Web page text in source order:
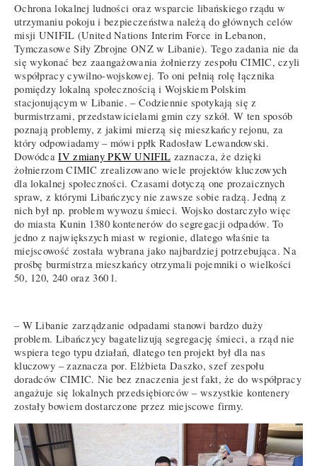
Ochrona lokalnej ludności oraz wsparcie libańskiego rządu w
utrzymaniu pokoju i bezpieczeństwa należą do głównych celów
misji UNIFIL (United Nations Interim Force in Lebanon,
Tymczasowe Siły Zbrojne ONZ w Libanie). Tego zadania nie da
się wykonać bez zaangażowania żołnierzy zespołu CIMIC, czyli
współpracy cywilno-wojskowej. To oni pełnią rolę łącznika
pomiędzy lokalną społecznością i Wojskiem Polskim
stacjonującym w Libanie. – Codziennie spotykają się z
burmistrzami, przedstawicielami gmin czy szkół. W ten sposób
poznają problemy, z jakimi mierzą się mieszkańcy rejonu, za
który odpowiadamy – mówi ppłk Radosław Lewandowski.
DowódcaIV zmiany PKW UNIFIL zaznacza, że dzięki
żołnierzom CIMIC zrealizowano wiele projektów kluczowych
dla lokalnej społeczności. Czasami dotyczą one prozaicznych
spraw, z którymi Libańczycy nie zawsze sobie radzą. Jedną z
nich był np. problem wywozu śmieci. Wojsko dostarczyło więc
do miasta Kunin 1380 kontenerów do segregacji odpadów. To
jedno z największych miast w regionie, dlatego właśnie ta
miejscowość została wybrana jako najbardziej potrzebująca. Na
prośbę burmistrza mieszkańcy otrzymali pojemniki o wielkości
50, 120, 240 oraz 360 l.
– W Libanie zarządzanie odpadami stanowi bardzo duży
problem. Libańczycy bagatelizują segregację śmieci, a rząd nie
wspiera tego typu działań, dlatego ten projekt był dla nas
kluczowy – zaznacza por. Elżbieta Daszko, szef zespołu
doradców CIMIC. Nie bez znaczenia jest fakt, że do współpracy
angażuje się lokalnych przedsiębiorców – wszystkie kontenery
zostały bowiem dostarczone przez miejscowe firmy.